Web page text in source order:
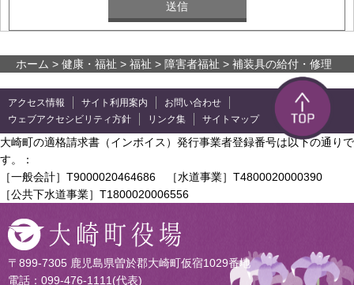
ホーム > 健康・福祉 > 福祉 > 障害者福祉 > 補装具の給付・修理
アクセス情報 サイト利用案内
お問い合わせ
ウェブアクセシビリティ方針
リンク集 サイトマップ
大崎町の適格請求書（インボイス）発行事業者登録番号は以下の通りで
す。：
［一般会計］T9000020464686 ［水道事業］T4800020000390
［公共下水道事業］T1800020006556
〒899-7305 鹿児島県曽於郡大崎町仮宿1029番地
電話：099-476-1111(代表)